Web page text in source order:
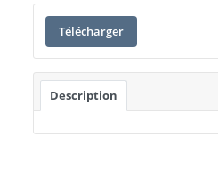
Télécharger
Description